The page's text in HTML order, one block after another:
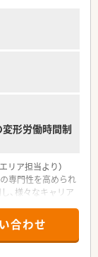
リアアップできま
し実績を積むこと
剤師がおりま
ラムを活用して
導を実践している
、ご自身のライフ
させている方が活
形労働時間制
リア担当より）
専門性を高められ
、様々なキャリア
合わせ